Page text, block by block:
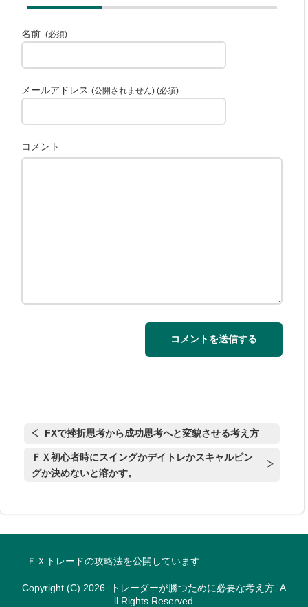
名前 (必須)
メールアドレス(公開されません) (必須)
コメント
FXで挫折思考から成功思考へと変貌させる考え方
ＦＸ初心者時にスイングかデイトレかスキャルピン
グか決めないと溶かす。
ＦＸトレードの攻略法を公開しています
Copyright (C) 2026 トレーダーが勝つために必要な考え方A
ll Rights Reserved